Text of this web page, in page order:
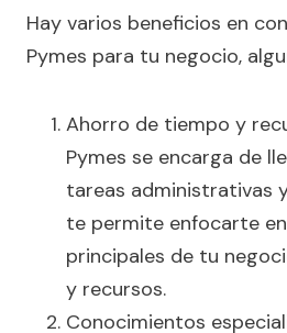
Hay varios beneficios en
Pymes para tu negocio,
Ahorro de tiempo y
Pymes se encarga de
tareas administrativas
te permite enfocarte
principales de tu
y recursos.
Conocimientos